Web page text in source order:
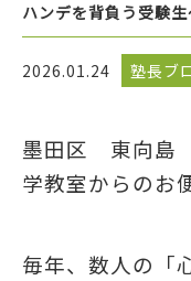
ハンデを背負う受験
2026.01.24 塾長ブ
墨田区 東向島
学教室からのお
毎年、数人の「